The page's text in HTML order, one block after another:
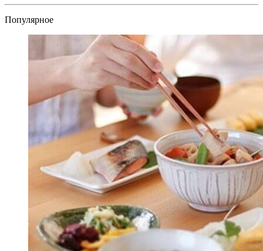
Популярное